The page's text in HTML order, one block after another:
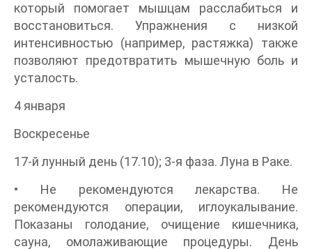
который помогает мышцам расслабиться и
восстановиться. Упражнения с низкой
интенсивностью (например, растяжка) также
позволяют предотвратить мышечную боль и
усталость.
4 января
Воскресенье
17-й лунный день (17.10); 3-я фаза. Луна в Раке.
• Не рекомендуются лекарства. Не
рекомендуются операции, иглоукалывание.
Показаны голодание, очищение кишечника,
сауна, омолаживающие процедуры. День